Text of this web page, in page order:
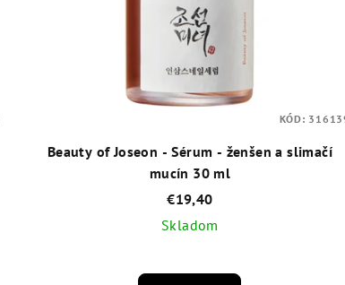
Beauty of Joseon - Sérum - ženšen a slimačí
mucín 30 ml
€19,40
Skladom
hodnotenie
KÓD: